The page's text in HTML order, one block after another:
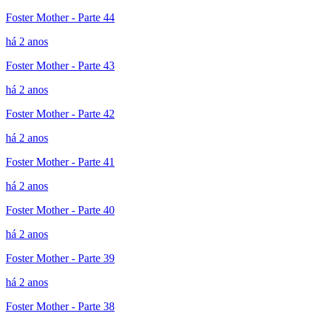
Foster Mother - Parte 44
há 2 anos
Foster Mother - Parte 43
há 2 anos
Foster Mother - Parte 42
há 2 anos
Foster Mother - Parte 41
há 2 anos
Foster Mother - Parte 40
há 2 anos
Foster Mother - Parte 39
há 2 anos
Foster Mother - Parte 38